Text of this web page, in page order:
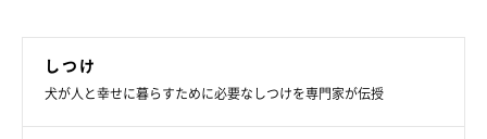
しつけ
犬が人と幸せに暮らすために必要なしつけを専門家が伝授